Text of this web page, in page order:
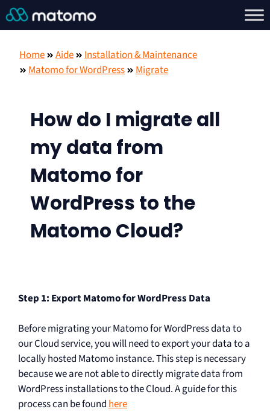
Home Aide
Installation & Maintenance
Matomo for WordPress
Migrate
How do I migrate all
my data from
Matomo for
WordPress to the
Matomo Cloud?
Step 1: Export Matomo for WordPress Data
Before migrating your Matomo for WordPress data to
our Cloud service, you will need to export your data to a
locally hosted Matomo instance. This step is necessary
because we are not able to directly migrate data from
WordPress installations to the Cloud. A guide for this
process can be foundhere